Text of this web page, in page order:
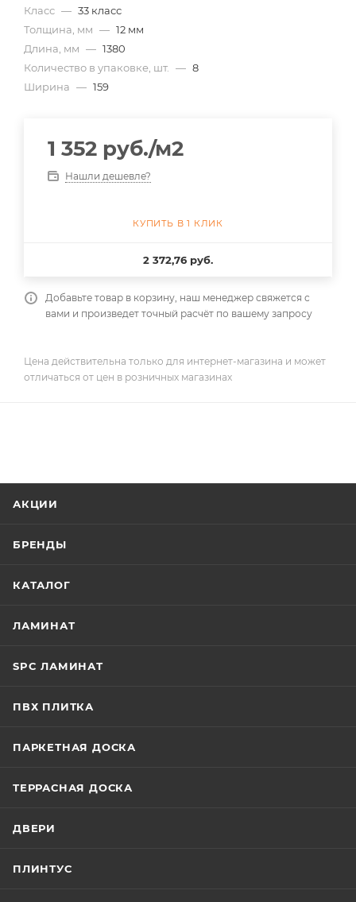
Класс — 33 класс
Толщина, мм — 12 мм
Длина, мм — 1380
Количество в упаковке, шт.
— 8
Ширина — 159
1 352 руб./м2
Нашли дешевле?
КУПИТЬ В 1 КЛИК
2 372,76 руб.
Добавьте товар в корзину, наш менеджер свяжется с
вами и произведет точный расчёт по вашему запросу
Цена действительна только для интернет-магазина и может
отличаться от цен в розничных магазинах
АКЦИИ
БРЕНДЫ
КАТАЛОГ
ЛАМИНАТ
SPC ЛАМИНАТ
ПВХ ПЛИТКА
ПАРКЕТНАЯ ДОСКА
ТЕРРАСНАЯ ДОСКА
ДВЕРИ
ПЛИНТУС